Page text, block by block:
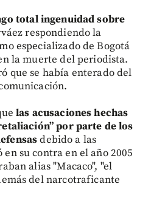
total ingenuidad sobre
respondiendo la
especializado de Bogotá
la muerte del periodista.
que se había enterado del
las acusaciones hechas
por parte de los
debido a las
su contra en el año 2005
alias "Macaco", "el
del narcotraficante